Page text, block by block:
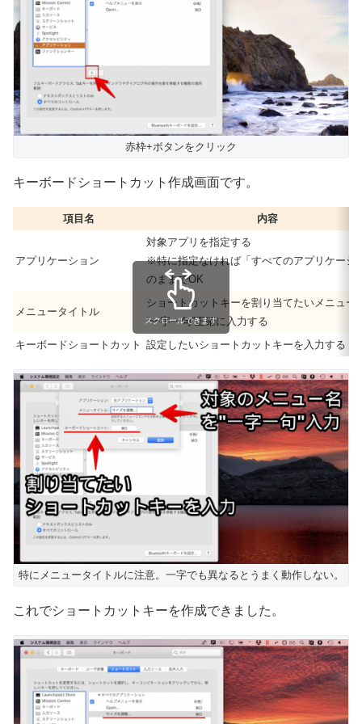
赤枠+ボタンをクリック
キーボードショートカット作成画面です。
項目名 内容
アプリケーション
対象アプリを指定する
※特に指定なければ「すべてのアプリケーシ
のままでOK
メニュータイトル
ショートカットキーを割り当てたいメニュー
“一字一句”正確に入力する
キーボードショートカット 設定したいショートカットキーを入力する
スクロールできます
特にメニュータイトルに注意。一字でも異なるとうまく動作しない。
これでショートカットキーを作成できました。